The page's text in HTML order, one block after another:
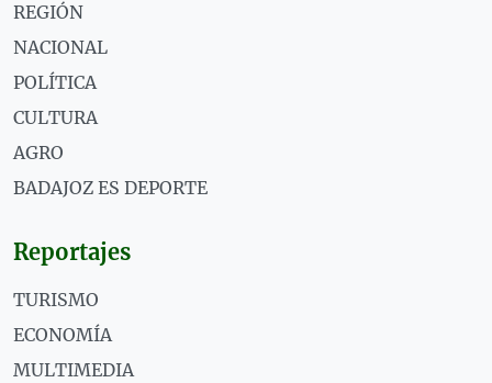
REGIÓN
NACIONAL
POLÍTICA
CULTURA
AGRO
BADAJOZ ES DEPORTE
Reportajes
TURISMO
ECONOMÍA
MULTIMEDIA